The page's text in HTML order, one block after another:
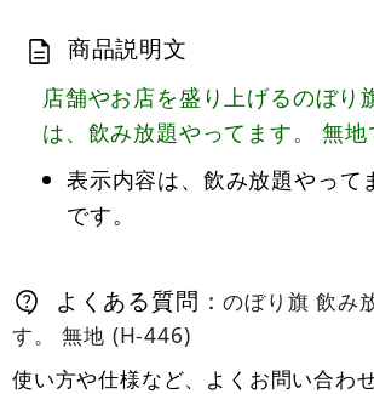
商品説明文
店舗やお店を盛り上げるのぼり
は、飲み放題やってます。 無地
表示内容は、飲み放題やって
です。
よくある質問：のぼり旗 飲み
す。 無地 (H-446)
使い方や仕様など、よくお問い合わ